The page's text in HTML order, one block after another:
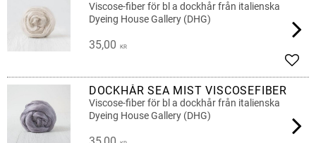
Viscose-fiber för bl a dockhår från italienska
Dyeing House Gallery (DHG)
35,00 KR
DOCKHÅR SEA MIST VISCOSEFIBER
Viscose-fiber för bl a dockhår från italienska
Dyeing House Gallery (DHG)